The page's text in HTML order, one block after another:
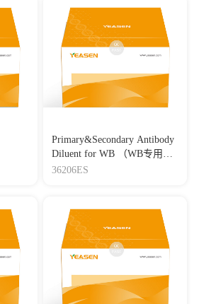
Primary&Secondary Antibody
Diluent for WB （WB专用一
抗二抗稀释液）
36206ES